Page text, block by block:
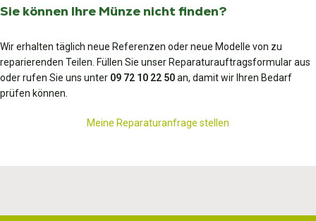
Sie können Ihre Münze nicht finden?
Wir erhalten täglich neue Referenzen oder neue Modelle von zu
reparierenden Teilen. Füllen Sie unser Reparaturauftragsformular aus
oder rufen Sie uns unter 09 72 10 22 50an, damit wir Ihren Bedarf
prüfen können.
Meine Reparaturanfrage stellen